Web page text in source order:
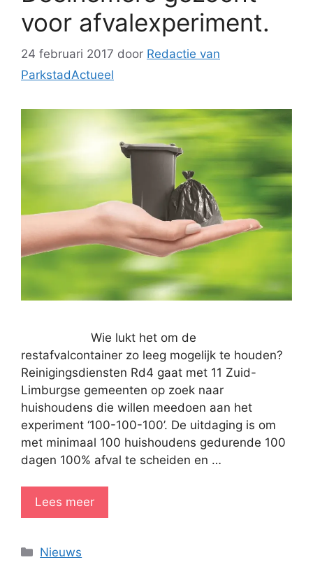
voor afvalexperiment.
24 februari 2017 door Redactie van
ParkstadActueel
Wie lukt het om de
restafvalcontainer zo leeg mogelijk te houden?
Reinigingsdiensten Rd4 gaat met 11 Zuid-
Limburgse gemeenten op zoek naar
huishoudens die willen meedoen aan het
experiment ‘100-100-100’. De uitdaging is om
met minimaal 100 huishoudens gedurende 100
dagen 100% afval te scheiden en …
Lees meer
Categorieën
Nieuws